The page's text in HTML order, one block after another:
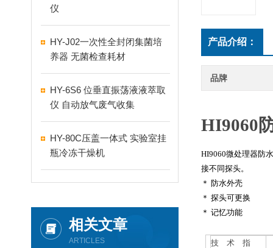
仪
HY-J02一次性全封闭集菌培
养器 无菌检查耗材
HY-6S6 位垂直振荡液液萃取
仪 自动放气废气收集
HY-80C压盖一体式 实验室挂
瓶冷冻干燥机
相关文章
ARTICLES
产品介绍：
品牌
HI9060
HI9060微处理器防
接不同探头。
＊ 防水外壳
＊ 探头可更换
＊ 记忆功能
技 术 指